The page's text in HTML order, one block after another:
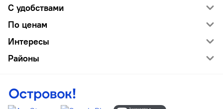
С удобствами
По ценам
Интересы
Районы